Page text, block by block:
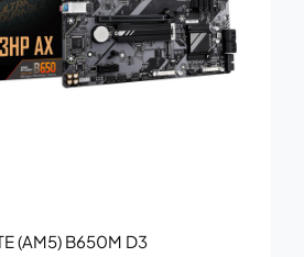
(AM5) B650M D3